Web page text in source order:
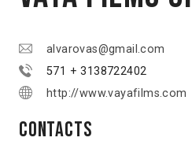
alvarovas@gmail.com
571 + 3138722402
http://www.vayafilms.com
Contacts